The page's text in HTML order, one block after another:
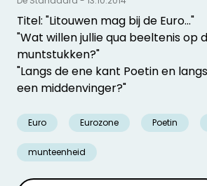
Titel: "Litouwen mag bij de Euro..."
"Wat willen jullie qua beeltenis op
muntstukken?"
"Langs de ene kant Poetin en
een middenvinger?"
Euro Eurozone Poetin
munteenheid